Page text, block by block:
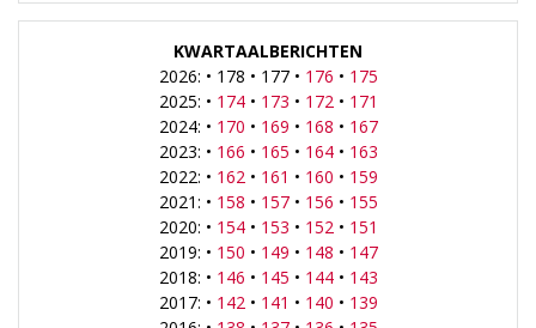
KWARTAALBERICHTEN
2026: • 178 • 177 • 176 • 175
2025: • 174• 173 • 172• 171
2024: • 170 • 169 • 168 • 167
2023: • 166 • 165 • 164• 163
2022: • 162• 161 • 160 • 159
2021: • 158 • 157• 156 • 155
2020: • 154• 153 • 152• 151
2019: • 150 • 149 • 148 • 147
2018: • 146 • 145 • 144• 143
2017: • 142• 141 • 140 • 139